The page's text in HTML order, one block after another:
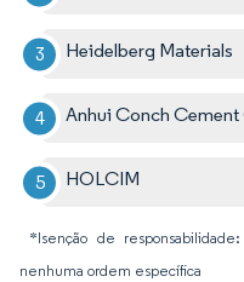
Heidelberg Materials
Anhui Conch Cement
HOLCIM
*Isenção de
nenhuma ordem específica